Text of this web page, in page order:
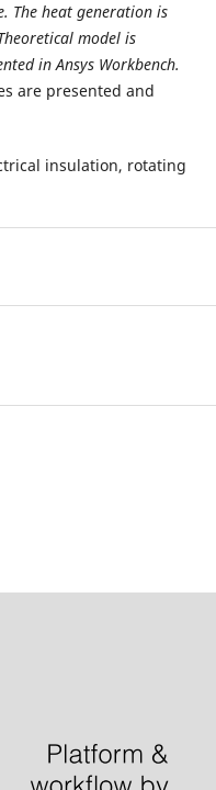
The heat generation is
model is
inAnsys Workbench.
are presented and
insulation, rotating